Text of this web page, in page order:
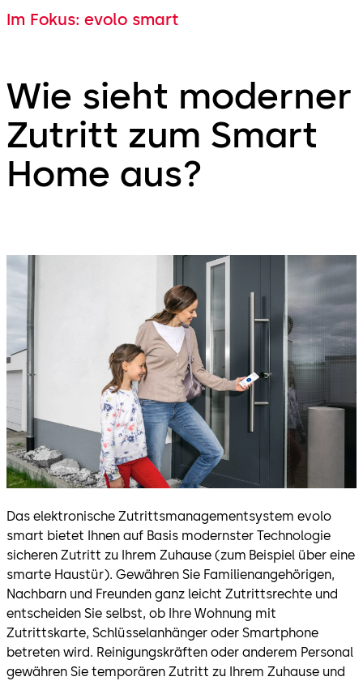
Im Fokus: evolo smart
Wie sieht moderner
Zutritt zum Smart
Home aus?
Das elektronische Zutrittsmanagementsystem evolo
smart bietet Ihnen auf Basis modernster Technologie
sicheren Zutritt zu Ihrem Zuhause (zum Beispiel über eine
smarte Haustür). Gewähren Sie Familienangehörigen,
Nachbarn und Freunden ganz leicht Zutrittsrechte und
entscheiden Sie selbst, ob Ihre Wohnung mit
Zutrittskarte, Schlüsselanhänger oder Smartphone
betreten wird. Reinigungskräften oder anderem Personal
gewähren Sie temporären Zutritt zu Ihrem Zuhause und